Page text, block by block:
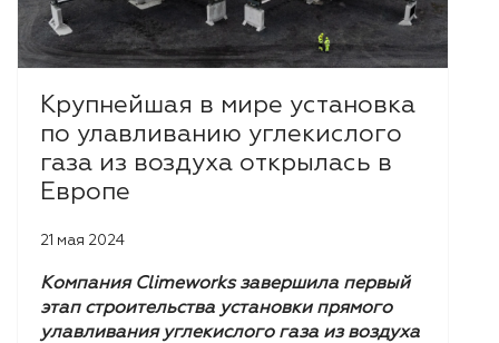
Крупнейшая в мире установка
по улавливанию углекислого
газа из воздуха открылась в
Европе
21 мая 2024
Компания Climeworks завершила первый
этап строительства установки прямого
улавливания углекислого газа из воздуха